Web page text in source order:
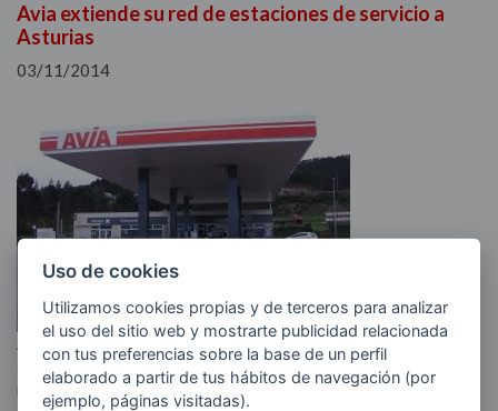
Avia extiende su red de estaciones de servicio a
Asturias
03/11/2014
Avia incorpora su primera estación de servicio en Asturias,
situada en el municipio de Cudillero, logrando así extender su
radio de acción a 21 provincias y 10 comunidades autónomas.
Uso de cookies
Utilizamos cookies propias y de terceros para analizar
el uso del sitio web y mostrarte publicidad relacionada
con tus preferencias sobre la base de un perfil
elaborado a partir de tus hábitos de navegación (por
ejemplo, páginas visitadas).